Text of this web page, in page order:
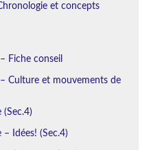
et concepts
Fiche conseil
Culture et mouvements de
Idées! (Sec.4)